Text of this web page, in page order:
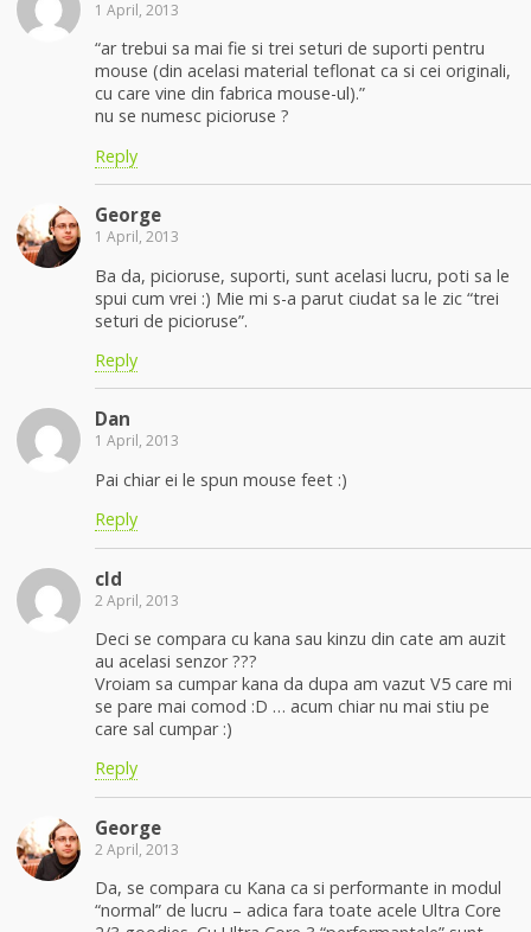
1 April, 2013
“ar trebui sa mai fie si trei seturi de suporti pentru
mouse (din acelasi material teflonat ca si cei originali,
cu care vine din fabrica mouse-ul).”
nu se numesc picioruse ?
Reply
George
1 April, 2013
Ba da, picioruse, suporti, sunt acelasi lucru, poti sa le
spui cum vrei :) Mie mi s-a parut ciudat sa le zic “trei
seturi de picioruse”.
Reply
Dan
1 April, 2013
Pai chiar ei le spun mouse feet :)
Reply
cld
2 April, 2013
Deci se compara cu kana sau kinzu din cate am auzit
au acelasi senzor ???
Vroiam sa cumpar kana da dupa am vazut V5 care mi
se pare mai comod :D … acum chiar nu mai stiu pe
care sal cumpar :)
Reply
George
2 April, 2013
Da, se compara cu Kana ca si performante in modul
“normal” de lucru – adica fara toate acele Ultra Core